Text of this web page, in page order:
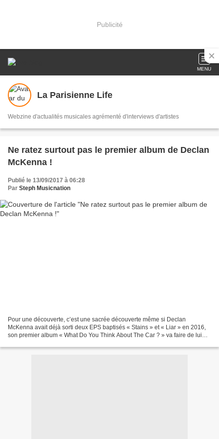
Publicité
MENU
La Parisienne Life
Webzine d'actualités musicales agrémenté d'interviews d'artistes
Ne ratez surtout pas le premier album de Declan
McKenna !
Publié le 13/09/2017 à 06:28
Par Steph Musicnation
Pour une découverte, c’est une sacrée découverte même si Declan
McKenna avait déjà sorti deux EPS baptisés « Stains » et « Liar » en 2016,
son premier album « What Do You Think About The Car ? » va faire de lui